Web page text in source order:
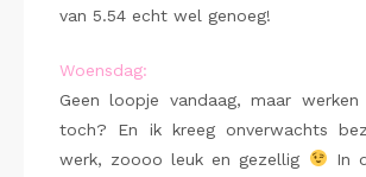
van 5.54 echt wel genoeg!
Woensdag:
Geen loopje vandaag, maar
toch? En ik kreeg onverwachts
werk, zoooo leuk en gezellig
In